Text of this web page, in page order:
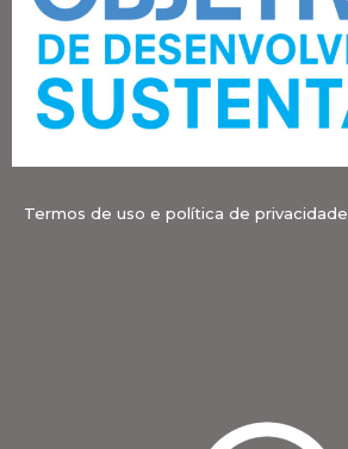
Termos de uso e política de privacidade